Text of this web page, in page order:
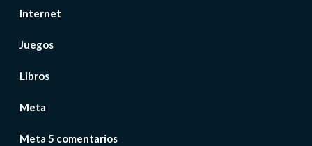
Internet
Juegos
Libros
Meta
Meta 5 comentarios